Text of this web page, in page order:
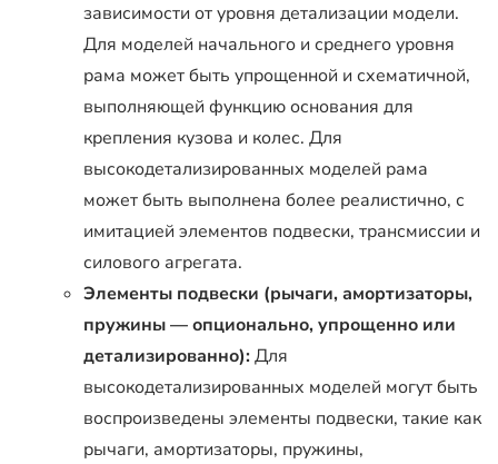
зависимости от уровня детализации модели.
Для моделей начального и среднего уровня
рама может быть упрощенной и схематичной,
выполняющей функцию основания для
крепления кузова и колес. Для
высокодетализированных моделей рама
может быть выполнена более реалистично, с
имитацией элементов подвески, трансмиссии и
силового агрегата.
Элементы подвески (рычаги, амортизаторы,
пружины — опционально, упрощенно или
детализированно):Для
высокодетализированных моделей могут быть
воспроизведены элементы подвески, такие как
рычаги, амортизаторы, пружины,